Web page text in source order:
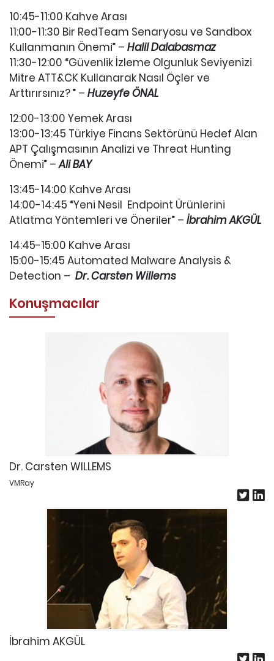
10:45-11:00 Kahve Arası
11:00-11:30 Bir RedTeam Senaryosu ve Sandbox
Kullanmanın Önemi” – Halil Dalabasmaz
11:30-12:00 “Güvenlik İzleme Olgunluk Seviyenizi
Mitre ATT&CK Kullanarak Nasıl Öçler ve
Arttırırsınız? ” – Huzeyfe ÖNAL
12:00-13:00 Yemek Arası
13:00-13:45 Türkiye Finans Sektörünü Hedef Alan
APT Çalışmasının Analizi ve Threat Hunting
Önemi” –Ali BAY
13:45-14:00 Kahve Arası
14:00-14:45 “Yeni Nesil Endpoint Ürünlerini
Atlatma Yöntemleri ve Öneriler” – İbrahim AKGÜL
14:45-15:00 Kahve Arası
15:00-15:45 Automated Malware Analysis &
Detection – Dr. Carsten Willems
Konuşmacılar
Dr. Carsten WILLEMS
VMRay
İbrahim AKGÜL